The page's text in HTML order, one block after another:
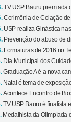
TV USP Bauru premiada
Cerimônia de Colação
USP realiza Ginástica
Prevenção do abuso de
Formaturas de 2016 no
Dia Municipal dos
Graduação A é a nova
Natal é tema de
Acontece Encontro de
TV USP Bauru é finalista
Medalhista da Olimpíada